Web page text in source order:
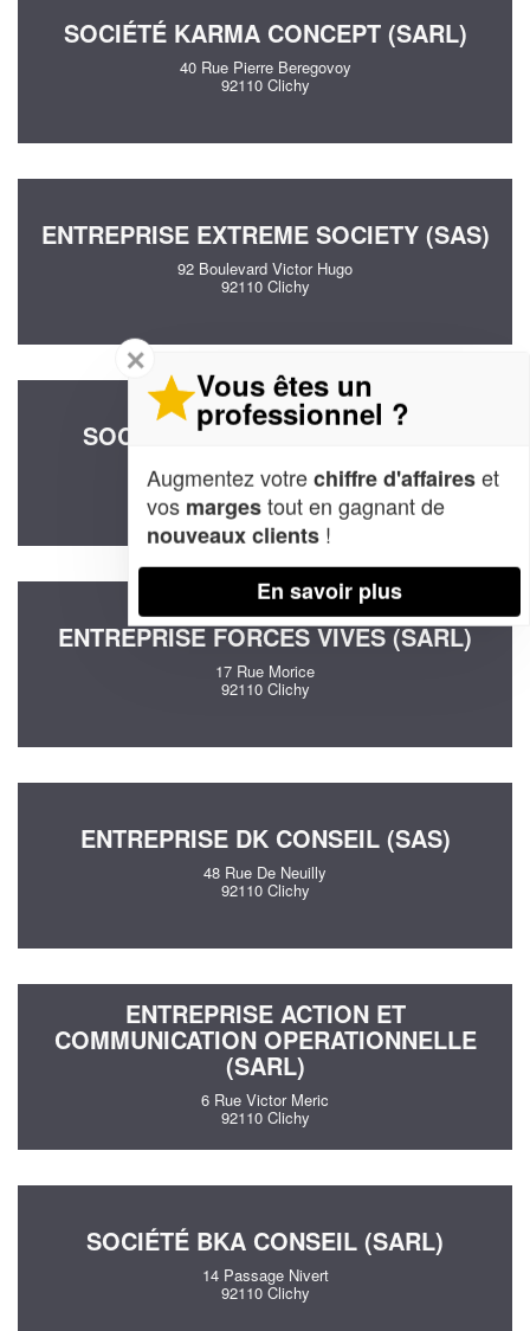
SOCIÉTÉ KARMA CONCEPT (SARL)
40 Rue Pierre Beregovoy
92110 Clichy
ENTREPRISE EXTREME SOCIETY (SAS)
92 Boulevard Victor Hugo
92110 Clichy
SOCIÉTÉ FATUS CONSEIL (SAS)
46 Boulevard Jean Jaures
92110 Clichy
ENTREPRISE FORCES VIVES (SARL)
17 Rue Morice
92110 Clichy
ENTREPRISE DK CONSEIL (SAS)
48 Rue De Neuilly
92110 Clichy
ENTREPRISE ACTION ET
COMMUNICATION OPERATIONNELLE
(SARL)
6 Rue Victor Meric
92110 Clichy
SOCIÉTÉ BKA CONSEIL (SARL)
14 Passage Nivert
92110 Clichy
✕
Vous êtes un
professionnel ?
Augmentez votrechiffre d'affaireset
vos margestout en gagnant de
nouveaux clients !
En savoir plus